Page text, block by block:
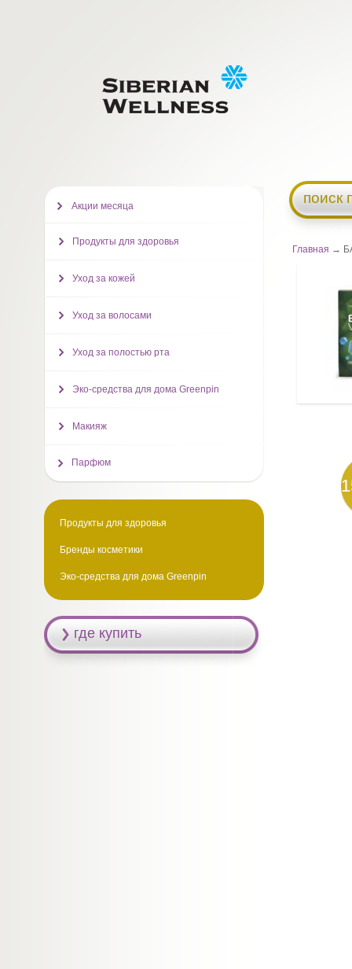
поиск
Главная →
Акции месяца
Продукты для здоровья
Уход за кожей
Уход за волосами
Уход за полостью рта
Эко-средства для дома Greenpin
Макияж
Парфюм
Продукты для здоровья
Бренды косметики
Эко-средства для дома Greenpin
где купить